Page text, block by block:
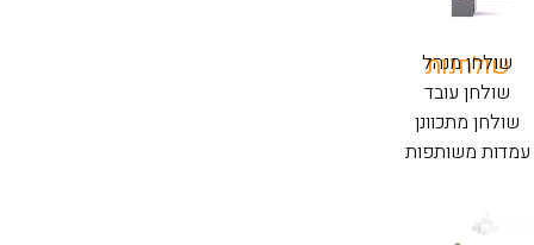
שולחנות
שולחן מנהל
שולחן עובד
שולחן מתכוונן
עמדות משותפות